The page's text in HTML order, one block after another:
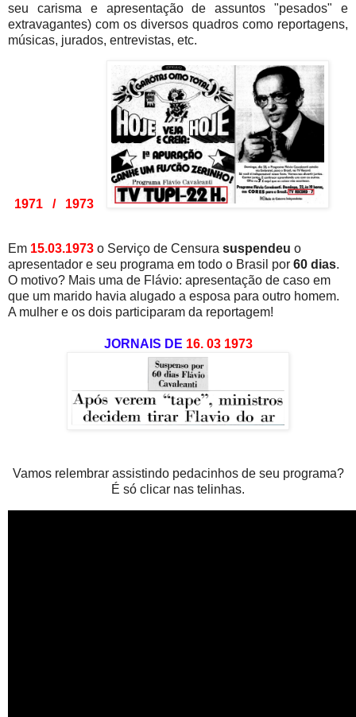
seu carisma e apresentação de assuntos "pesados" e
extravagantes) com os diversos quadros como reportagens,
músicas, jurados, entrevistas, etc.
1971 / 1973
Em 15.03.1973 o Serviço de Censura suspendeu o
apresentador e seu programa em todo o Brasil por 60 dias.
O motivo? Mais uma de Flávio: apresentação de caso em
que um marido havia alugado a esposa para outro homem.
A mulher e os dois participaram da reportagem!
JORNAIS DE 16. 03 1973
Vamos relembrar assistindo pedacinhos de seu programa?
É só clicar nas telinhas.